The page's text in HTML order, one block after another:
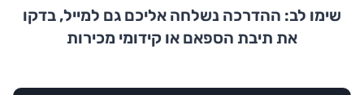
שימו לב: ההדרכה נשלחה אליכם גם למייל, בדקו
את תיבת הספאם או קידומי מכירות